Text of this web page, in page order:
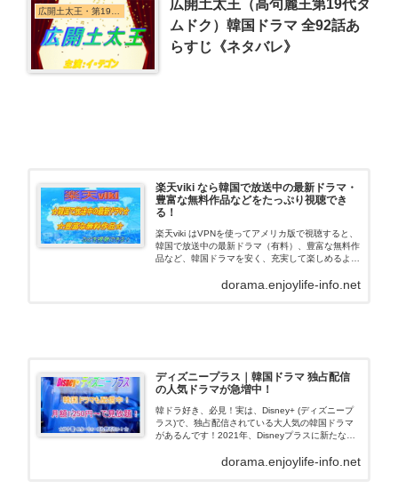
広開土太王（高句麗王第19代タ
ムドク）韓国ドラマ 全92話あ
らすじ《ネタバレ》
楽天viki なら韓国で放送中の最新ドラマ・
豊富な無料作品などをたっぷり視聴でき
る！
楽天viki はVPNを使ってアメリカ版で視聴すると、
韓国で放送中の最新ドラマ（有料）、豊富な無料作
品など、韓国ドラマを安く、充実して楽しめるよう
紹介しています。dorama.enjoylife-info.net
ディズニープラス｜韓国ドラマ 独占配信
の人気ドラマが急増中！
韓ドラ好き、必見！実は、Disney+ (ディズニープ
ラス)で、独占配信されている大人気の韓国ドラマ
があるんです！2021年、Disneyプラスに新たな風
ド「スター」の仲間入りによって、ディズニ…
dorama.enjoylife-info.net